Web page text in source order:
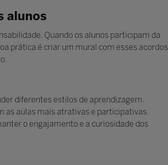
alunos
Quando os alunos participam da
prática é criar um mural com esses acordos
diferentes estilos de aprendizagem.
as aulas mais atrativas e participativas.
o engajamento e a curiosidade dos